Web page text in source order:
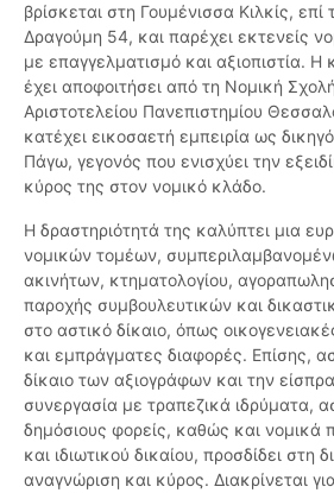
βρίσκεται στη Γουμένισσα Κιλκίς, επί
Δραγούμη 54, και παρέχει εκτενείς
με επαγγελματισμό και αξιοπιστία.
έχει αποφοιτήσει από τη Νομική
Αριστοτελείου Πανεπιστημίου
κατέχει εικοσαετή εμπειρία ως
Πάγω, γεγονός που ενισχύει την
κύρος της στον νομικό κλάδο.
Η δραστηριότητά της καλύπτει μια
νομικών τομέων,
ακινήτων, κτηματολογίου,
παροχής συμβουλευτικών και
στο αστικό δίκαιο, όπως
και εμπράγματες διαφορές. Επίσης,
δίκαιο των αξιογράφων και την
συνεργασία με τραπεζικά ιδρύματα,
δημόσιους φορείς, καθώς και νομικά
και ιδιωτικού δικαίου, προσδίδει στη
αναγνώριση και κύρος. Διακρίνεται